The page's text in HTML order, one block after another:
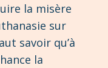
la misère
sur
savoir qu’à
la